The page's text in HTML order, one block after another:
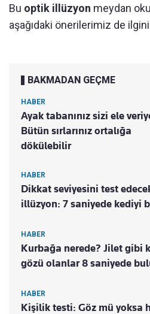
Bu optik illüzyon meydan
aşağıdaki önerilerimiz de
BAKMADAN GEÇME
HABER
Ayak tabanınız sizi ele
Bütün sırlarınız ortalığa
dökülebilir
HABER
Dikkat seviyesini test
illüzyon: 7 saniyede kediyi
HABER
Kurbağa nerede? Jilet gibi
gözü olanlar 8 saniyede
HABER
Kişilik testi: Göz mü yoksa